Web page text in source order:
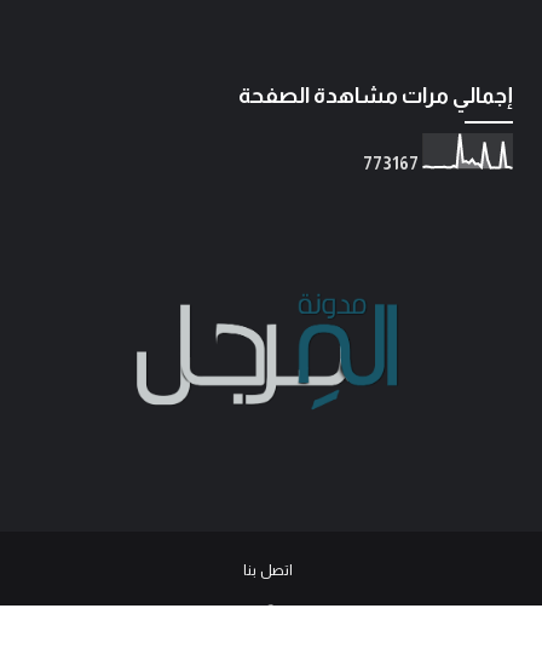
إجمالي مرات مشاهدة الصفحة
773167
اتصل بنا